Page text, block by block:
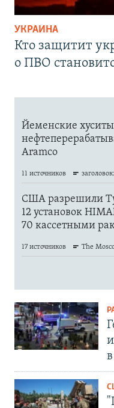
УКРАИНА
Кто защитит
о ПВО